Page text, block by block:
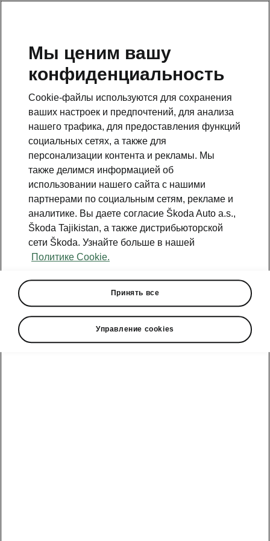
This page is a supplementary page of the opening page.
Get back to the opening page.
Škoda cправочный телефон
Отдел продаж: +992 93 550 66 00 | Сервис: +992 93
550 66 00
Электронная почта
WhatsApp
+992 93 550 66 00
Мы ценим вашу
конфиденциальность
Cookie-файлы используются для сохранения
ваших настроек и предпочтений, для анализа
нашего трафика, для предоставления функций
социальных сетях, а также для
персонализации контента и рекламы. Мы
также делимся информацией об
использовании нашего сайта с нашими
партнерами по социальным сетям, рекламе и
аналитике. Вы даете согласие Škoda Auto a.s.,
Škoda Tajikistan, а также дистрибьюторской
сети Škoda. Узнайте больше в нашей
Политике Cookie.
Принять все
Управление cookies